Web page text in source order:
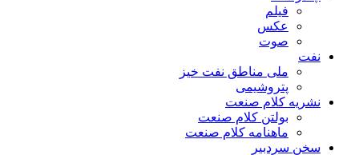
فیلم
عکس
صوت
نفت
ملی مناطق نفت خیز
پتروشیمی
نشریه کلام صنعت
بولتن کلام صنعت
ماهنامه کلام صنعت
سخن سردبیر